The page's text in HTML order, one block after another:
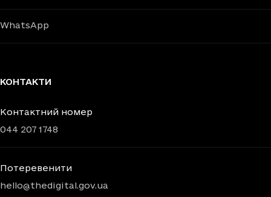
WhatsApp
КОНТАКТИ
Контактний номер
044 207 1748
Потеревенити
hello@thedigital.gov.ua